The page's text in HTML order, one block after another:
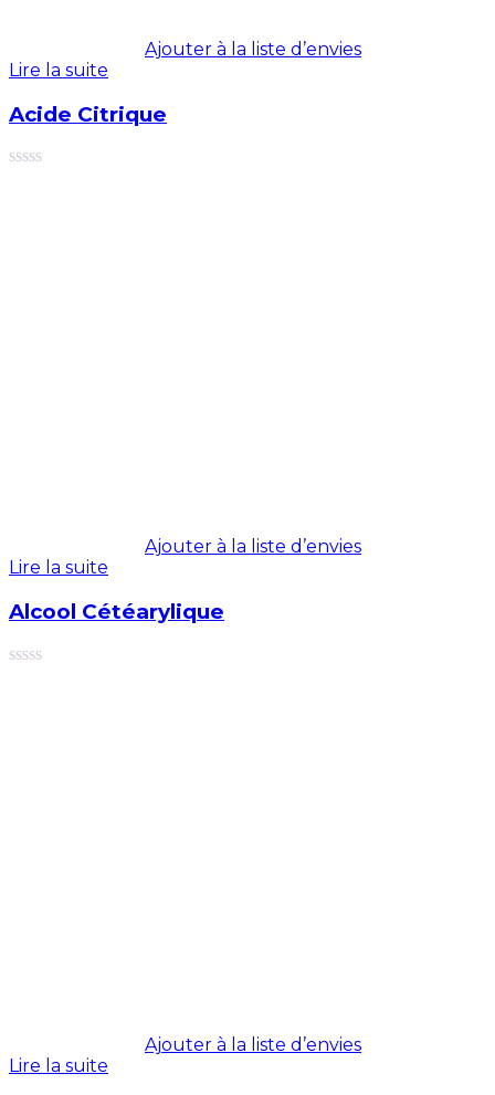
Ajouter à la liste d’envies
Lire la suite
Acide Citrique
Ajouter à la liste d’envies
Lire la suite
Alcool Cétéarylique
Ajouter à la liste d’envies
Lire la suite